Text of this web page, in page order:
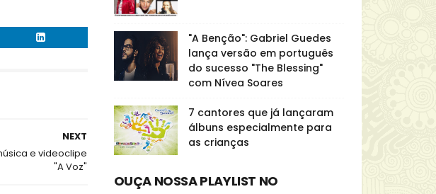
NEXT
e videoclipe
"A Voz"
"A Benção": Gabriel Guedes
lança versão em português
do sucesso "The Blessing"
com Nívea Soares
7 cantores que já lançaram
álbuns especialmente para
as crianças
OUÇA NOSSA PLAYLIST NO